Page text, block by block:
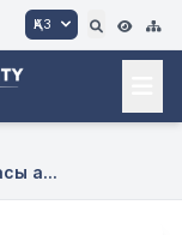
ҚАЗ
а...